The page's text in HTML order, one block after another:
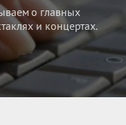
о главных
и концертах.